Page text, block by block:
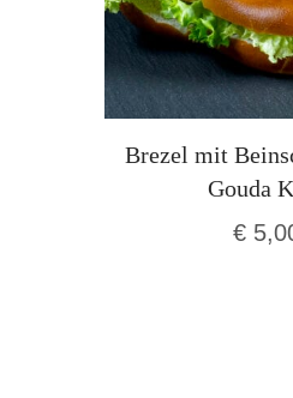
Brezel mit
Gouda
€